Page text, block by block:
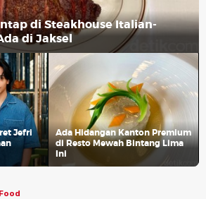
di Steakhouse Italian-
di Jaksel
Jefri
Ada Hidangan Kanton Premium
di Resto Mewah Bintang Lima
Ini